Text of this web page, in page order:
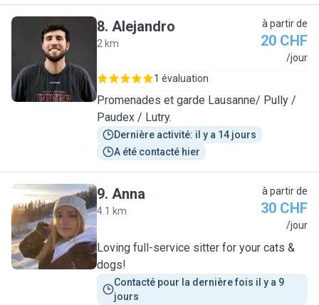
A
8. Alejandro
2 km
à partir de
20 CHF
/jour
1 évaluation
Promenades et garde Lausanne/ Pully /
Paudex / Lutry.
Dernière activité: il y a 14 jours
A été contacté hier
A
9. Anna
4.1 km
à partir de
30 CHF
/jour
Loving full-service sitter for your cats &
dogs!
Contacté pour la dernière fois il y a 9
jours